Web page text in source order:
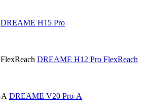
DREAME H15 Pro
DREAME H12 Pro FlexReach
DREAME V20 Pro-A